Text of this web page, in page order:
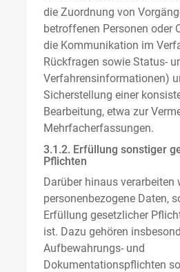
die Zuordnung von
betroffenen Personen oder
die Kommunikation im
Rückfragen sowie Status-
Verfahrensinformationen)
Sicherstellung einer
Bearbeitung, etwa zur
Mehrfacherfassungen.
3.1.2. Erfüllung sonstiger
Pflichten
Darüber hinaus verarbeiten
personenbezogene Daten,
Erfüllung gesetzlicher
ist. Dazu gehören
Aufbewahrungs- und
Dokumentationspflichten